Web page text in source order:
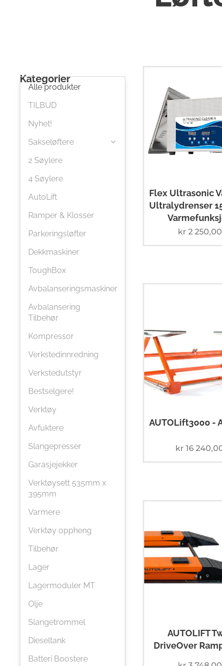
Kategorier
Alle produkter
TILBUD
Nyhet!
Sakseløftere
2 Søylere
4 Søylere
AutoLift
Ramper & Klosser
Parkeringsløfter
Dekkmaskiner
ToughBox
Avbalanseringsmaskiner
Avbalansering
Tilbehør
Kompressor
Verkstedinnredning
Verkstedutstyr
Bestselgere!
Verktøy
Avfuktere
Slangepresser
Garasjejekker
Verktøysett 535mm x
395mm
Varmere
Verktøy oppheng
Tilbehør
Lager
Lagermoduler MT
Olje
Slangetrommel
Dieseltank
Batteri Boostere
Flex Ultrasonic
Ultralydrenser
kr 2 250,00
AUTOLift3000 -
kr16
AUTOLIFT
DriveOver